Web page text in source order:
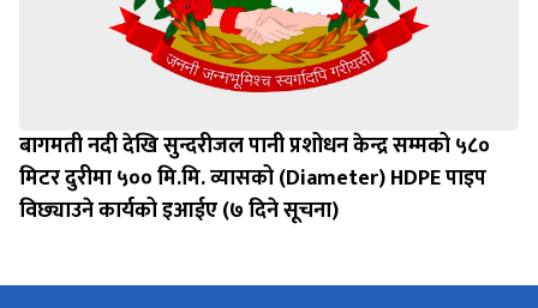
बागमती नदी देखि सुन्दरीजल पानी प्रशोधन केन्द्र सम्मको ५८०
मिटर दुरीमा ५०० मि.मि. व्यासको (Diameter) HDPE पाइप
विछ्याउने कार्यको इआईए (७ दिने सूचना)